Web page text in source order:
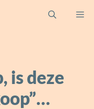
is deze